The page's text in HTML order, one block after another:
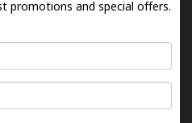
promotions and special offers.